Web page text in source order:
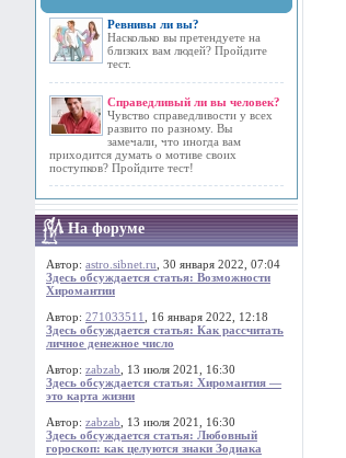
Ревнивы ли вы?
Насколько вы претендуете на
близких вам людей? Пройдите
тест.
Справедливый ли вы человек?
Чувство справедливости у всех
развито по разному. Вы
замечали, что иногда вам
приходится думать о мотиве своих
поступков? Пройдите тест!
На форуме
Автор: astro.sibnet.ru , 30 января 2022, 07:04
Здесь обсуждается статья: Возможности
Хиромантии
Автор: 271033511
, 16 января 2022, 12:18
Здесь обсуждается статья: Как рассчитать
личное денежное число
Автор: zabzab , 13 июля 2021, 16:30
Здесь обсуждается статья: Хиромантия —
это карта жизни
Автор: zabzab , 13 июля 2021, 16:30
Здесь обсуждается статья: Любовный
гороскоп: как целуются знаки Зодиака